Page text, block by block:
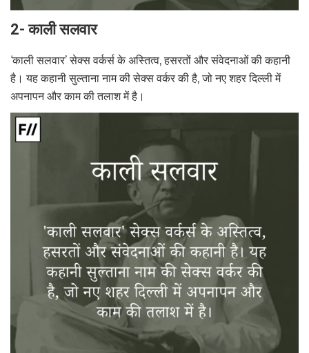
2- काली सलवार
‘काली सलवार’ सेक्स वर्कर्स के अस्तित्व, हसरतों और संवेदनाओं की कहानी
है। यह कहानी सुल्ताना नाम की सेक्स वर्कर की है, जो नए शहर दिल्ली में
अपनापन और काम की तलाश में है।